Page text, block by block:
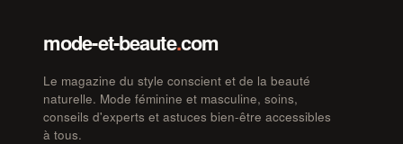
mode-et-beaute.com
Le magazine du style conscient et de la beauté
naturelle. Mode féminine et masculine, soins,
conseils d'experts et astuces bien-être accessibles
à tous.